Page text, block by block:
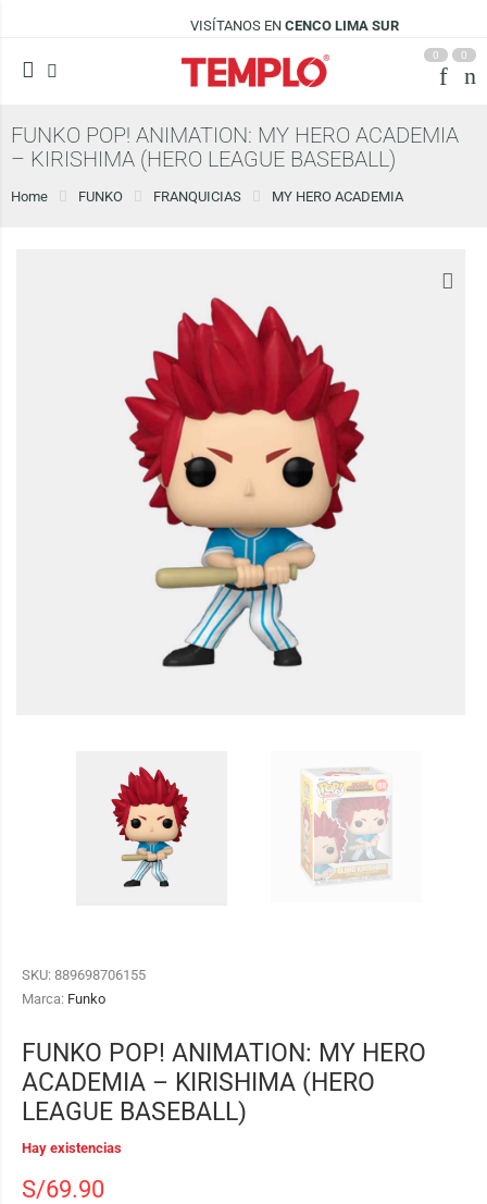
VISÍTANOS ENCENCO LIMA SUR
0 0
FUNKO POP! ANIMATION: MY HERO ACADEMIA
– KIRISHIMA (HERO LEAGUE BASEBALL)
Home FUNKO FRANQUICIAS MY HERO ACADEMIA
SKU: 889698706155
Marca: Funko
FUNKO POP! ANIMATION: MY HERO
ACADEMIA – KIRISHIMA (HERO
LEAGUE BASEBALL)
Hay existencias
S/69.90